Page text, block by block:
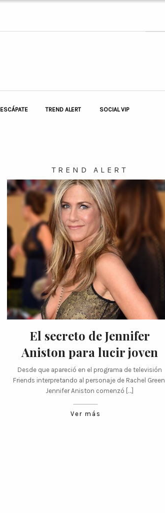
ESCÁPATE TREND ALERT SOCIAL VIP
TREND ALERT
El secreto de Jennifer
Aniston para lucir joven
Desde que apareció en el programa de televisión
Friends interpretando al personaje de Rachel Green,
Jennifer Aniston comenzó […]
Ver más